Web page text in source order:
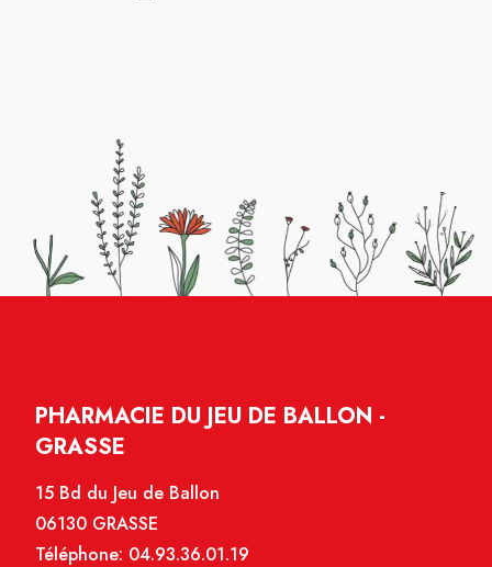
PHARMACIE DU JEU DE BALLON -
GRASSE
15 Bd du Jeu de Ballon
06130 GRASSE
Téléphone: 04.93.36.01.19